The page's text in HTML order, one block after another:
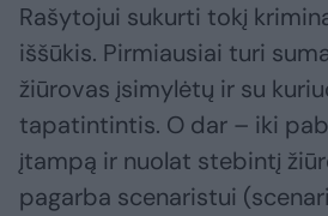
Rašytojui sukurti tokį
iššūkis. Pirmiausiai turi
žiūrovas įsimylėtų ir su
tapatintintis. O dar – iki
įtampą ir nuolat stebintį
pagarba scenaristui